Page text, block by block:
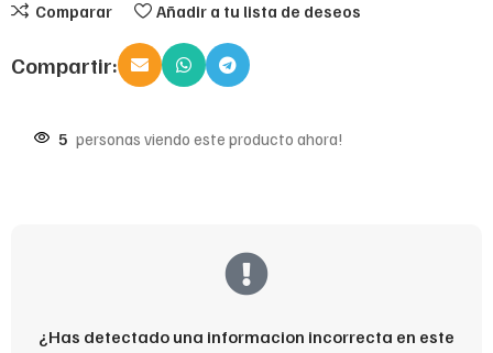
Comparar Añadir a tu lista de deseos
Compartir:
5 personas viendo este producto ahora!
¿Has detectado una informacion incorrecta en este